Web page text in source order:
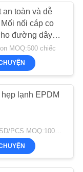
an toàn và dễ
nối cáp co
đường dây
MOQ:500 chiếc
hẹp lạnh EPDM
0.8-2.2USD/PCS MOQ:1000 chiếc